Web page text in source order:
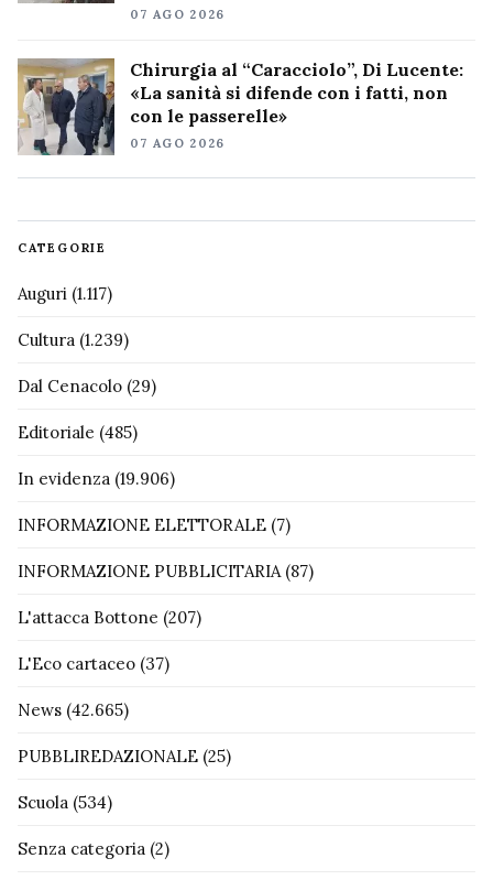
07 AGO 2026
Chirurgia al “Caracciolo”, Di Lucente:
«La sanità si difende con i fatti, non
con le passerelle»
07 AGO 2026
CATEGORIE
Auguri (1.117)
Cultura (1.239)
Dal Cenacolo (29)
Editoriale (485)
In evidenza (19.906)
INFORMAZIONE ELETTORALE (7)
INFORMAZIONE PUBBLICITARIA(87)
L'attacca Bottone (207)
L'Eco cartaceo (37)
News (42.665)
PUBBLIREDAZIONALE (25)
Scuola (534)
Senza categoria (2)